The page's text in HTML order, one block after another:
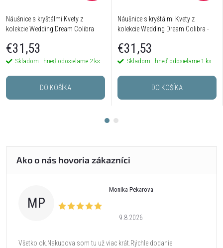
Náušnice s kryštálmi Kvety z
kolekcie Wedding Dream Colibra
€31,53
Skladom - hneď odosielame 2 ks
DO KOŠÍKA
Náušnice s kryštálmi Kvety z
kolekcie Wedding Dream Colibra -
€31,53
Skladom - hneď odosielame 1 ks
DO KOŠÍKA
MP
Monika Pekarova
9.8.2026
Všetko ok.Nakupova som tu už viac krát.Rýchle dodanie